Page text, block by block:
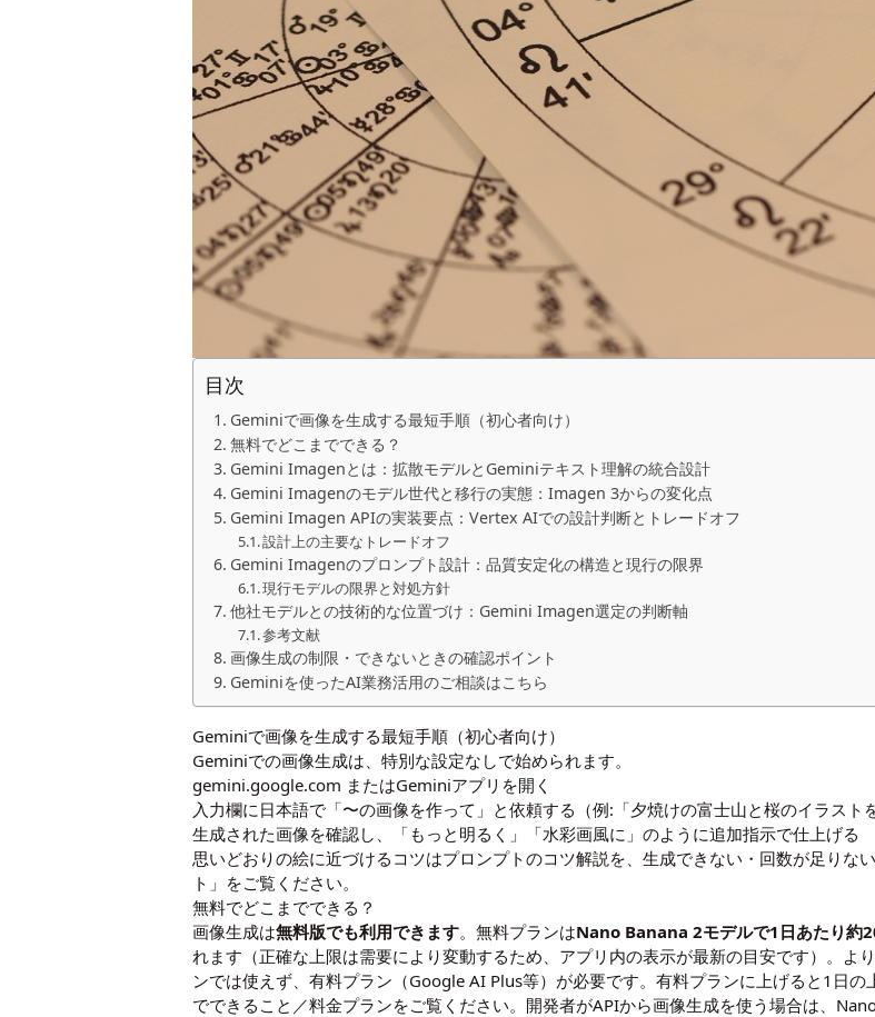
目次
Geminiで画像を生成する最短手順（初心者向け）
無料でどこまでできる？
Gemini Imagenとは：拡散モデルとGeminiテキスト理解の統合設計
Gemini Imagenのモデル世代と移行の実態：Imagen 3からの変化点
Gemini Imagen APIの実装要点：Vertex AIでの設計判断とトレードオフ
設計上の主要なトレードオフ
Gemini Imagenのプロンプト設計：品質安定化の構造と現行の限界
現行モデルの限界と対処方針
他社モデルとの技術的な位置づけ：Gemini Imagen選定の判断軸
参考文献
画像生成の制限・できないときの確認ポイント
Geminiを使ったAI業務活用のご相談はこちら
Geminiで画像を生成する最短手順（初心者向け）
Geminiでの画像生成は、特別な設定なしで始められます。
gemini.google.com またはGeminiアプリ を開く
入力欄に日本語で「〜の画像を作って」と依頼する（例:「夕焼けの富士山と桜のイラスト
生成された画像を確認し、「もっと明るく」「水彩画風に」のように追加指示で仕上げる
思いどおりの絵に近づけるコツはプロンプトのコツ解説 を、生成できない・回数が足りな
ト」をご覧ください。
無料でどこまでできる？
画像生成は無料版でも利用できます。無料プランはNano Banana 2モデルで1日あたり約
れます（正確な上限は需要により変動するため、アプリ内の表示が最新の目安です）。よ
ンでは使えず、有料プラン（Google AI Plus等）が必要です。有料プランに上げると1日
でできること ／料金プランをご覧ください。開発者がAPIから画像生成を使う場合は、